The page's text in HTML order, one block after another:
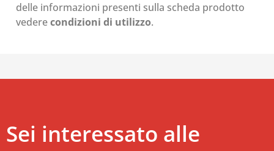
delle informazioni presenti sulla scheda prodotto
vederecondizioni di utilizzo.
Sei interessato alle